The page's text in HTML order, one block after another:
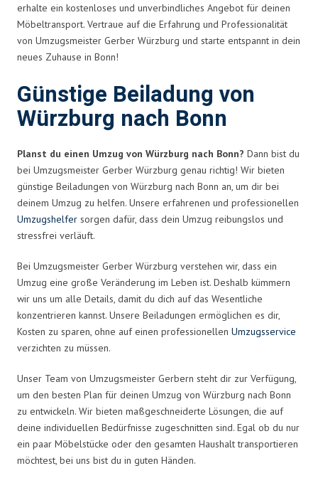
erhalte ein kostenloses und unverbindliches Angebot für deinen
Möbeltransport. Vertraue auf die Erfahrung und Professionalität
von Umzugsmeister Gerber Würzburg und starte entspannt in dein
neues Zuhause in Bonn!
Günstige Beiladung von
Würzburg nach Bonn
Planst du einen Umzug von Würzburg nach Bonn? Dann bist du
bei Umzugsmeister Gerber Würzburg genau richtig! Wir bieten
günstige Beiladungen von Würzburg nach Bonn an, um dir bei
deinem Umzug zu helfen. Unsere erfahrenen und professionellen
Umzugshelfer sorgen dafür, dass dein Umzug reibungslos und
stressfrei verläuft.
Bei Umzugsmeister Gerber Würzburg verstehen wir, dass ein
Umzug eine große Veränderung im Leben ist. Deshalb kümmern
wir uns um alle Details, damit du dich auf das Wesentliche
konzentrieren kannst. Unsere Beiladungen ermöglichen es dir,
Kosten zu sparen, ohne auf einen professionellen Umzugsservice
verzichten zu müssen.
Unser Team von Umzugsmeister Gerbern steht dir zur Verfügung,
um den besten Plan für deinen Umzug von Würzburg nach Bonn
zu entwickeln. Wir bieten maßgeschneiderte Lösungen, die auf
deine individuellen Bedürfnisse zugeschnitten sind. Egal ob du nur
ein paar Möbelstücke oder den gesamten Haushalt transportieren
möchtest, bei uns bist du in guten Händen.